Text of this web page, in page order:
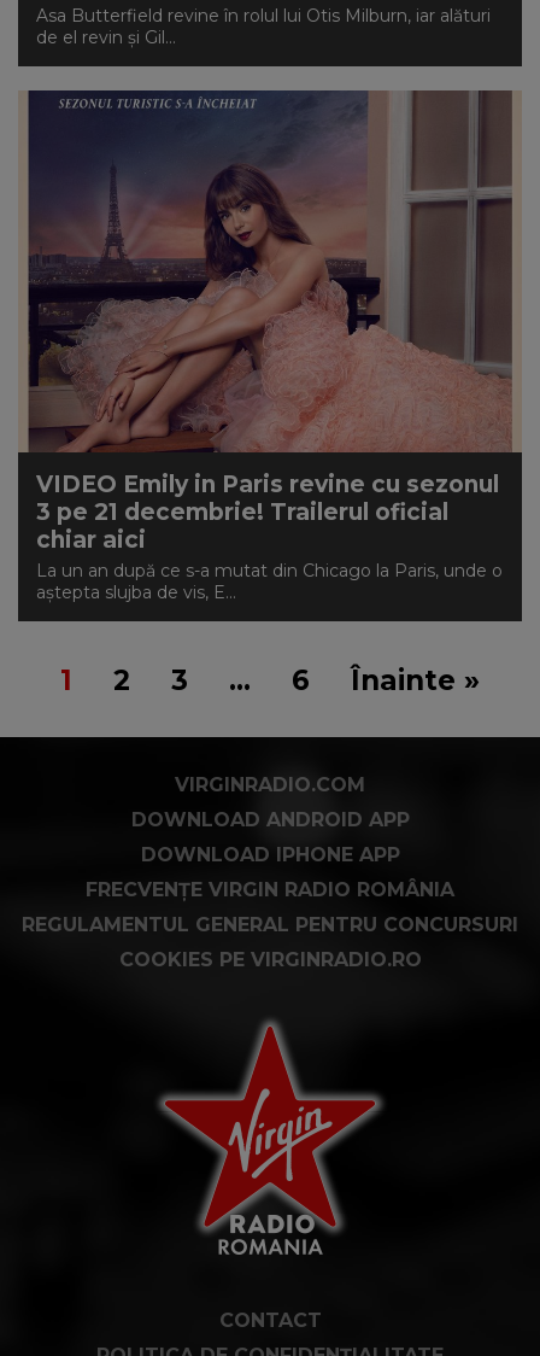
Asa Butterfield revine în rolul lui Otis Milburn, iar alături
de el revin și Gil...
VIDEO Emily in Paris revine cu sezonul
3 pe 21 decembrie! Trailerul oficial
chiar aici
La un an după ce s-a mutat din Chicago la Paris, unde o
aștepta slujba de vis, E...
1 2 3 … 6 Înainte »
VIRGINRADIO.COM
DOWNLOAD ANDROID APP
DOWNLOAD IPHONE APP
FRECVENȚE VIRGIN RADIO ROMÂNIA
REGULAMENTUL GENERAL PENTRU CONCURSURI
COOKIES PE VIRGINRADIO.RO
CONTACT